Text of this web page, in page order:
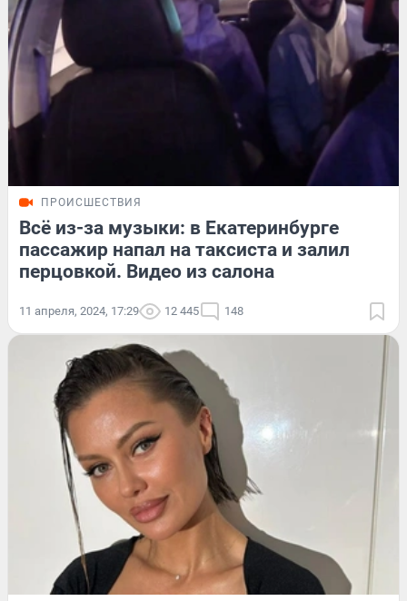
ПРОИСШЕСТВИЯ
Всё из-за музыки: в Екатеринбурге
пассажир напал на таксиста и залил
перцовкой. Видео из салона
11 апреля, 2024, 17:29 12 445 148